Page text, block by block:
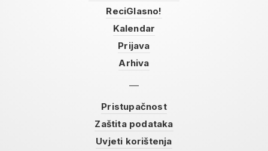
ReciGlasno!
Kalendar
Prijava
Arhiva
Pristupačnost
Zaštita podataka
Uvjeti korištenja